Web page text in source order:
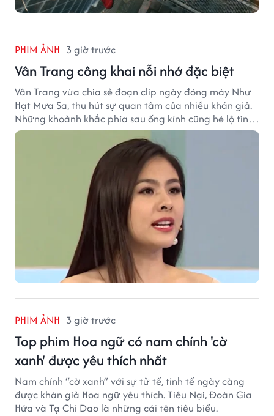
PHIM ẢNH 3 giờ trước
Vân Trang công khai nỗi nhớ đặc biệt
Vân Trang vừa chia sẻ đoạn clip ngày đóng máy Như
Hạt Mưa Sa, thu hút sự quan tâm của nhiều khán giả.
Những khoảnh khắc phía sau ống kính cũng hé lộ tình
cảm đặc biệt mà nữ diễn viên dành cho ê-kíp bộ phim.
PHIM ẢNH 3 giờ trước
Top phim Hoa ngữ có nam chính 'cờ
xanh' được yêu thích nhất
Nam chính “cờ xanh” với sự tử tế, tinh tế ngày càng
được khán giả Hoa ngữ yêu thích. Tiêu Nại, Đoàn Gia
Hứa và Tạ Chi Dao là những cái tên tiêu biểu.